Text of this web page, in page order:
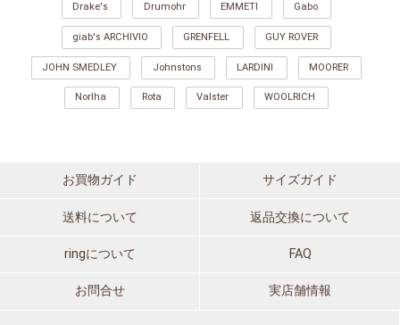
Drake's Drumohr EMMETI Gabo
giab's ARCHIVIO GRENFELL GUY ROVER
JOHN SMEDLEY Johnstons LARDINI MOORER
Norlha Rota Valster WOOLRICH